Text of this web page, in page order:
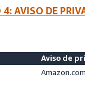
4: AVISO DE
Aviso de